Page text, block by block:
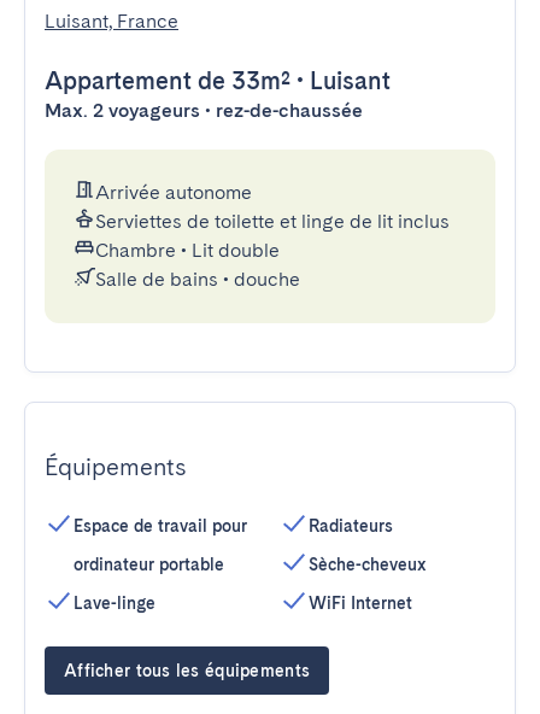
Luisant, France
Appartement de 33m² • Luisant
Max. 2 voyageurs • rez-de-chaussée
Arrivée autonome
Serviettes de toilette et linge de lit inclus
Chambre • Lit double
Salle de bains • douche
Équipements
Espace de travail pour
ordinateur portable
Lave-linge
Radiateurs
Sèche-cheveux
WiFi Internet
Afficher tous les équipements